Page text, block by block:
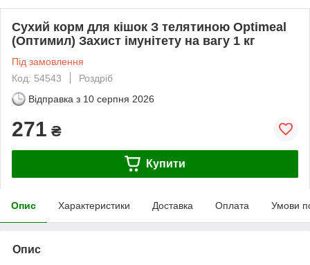
Сухий корм для кішок З телятиною Optimeal
(Оптимил) Захист імунітету на вагу 1 кг
Під замовлення
Код: 54543
Роздріб
Відправка з 10 серпня 2026
271 ₴
Купити
Опис Характеристики Доставка Оплата Умови
Опис